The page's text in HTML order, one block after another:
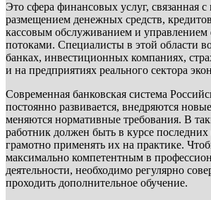
Это сфера финансовых услуг, связанная
размещением денежных средств,
кассовым обслуживанием и
потоками. Специалисты в этой области
банках, инвестиционных компаниях,
и на предприятиях реального сектора
Современная банковская система
постоянно развивается, внедряются
меняются нормативные требования. В
работник должен быть в курсе
грамотно применять их на практике.
максимально компетентным в
деятельности, необходимо регулярно
проходить дополнительное обучение.